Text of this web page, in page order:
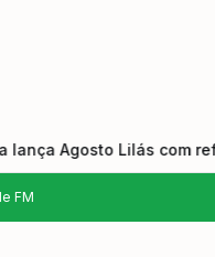
Lilás com reforço
FM